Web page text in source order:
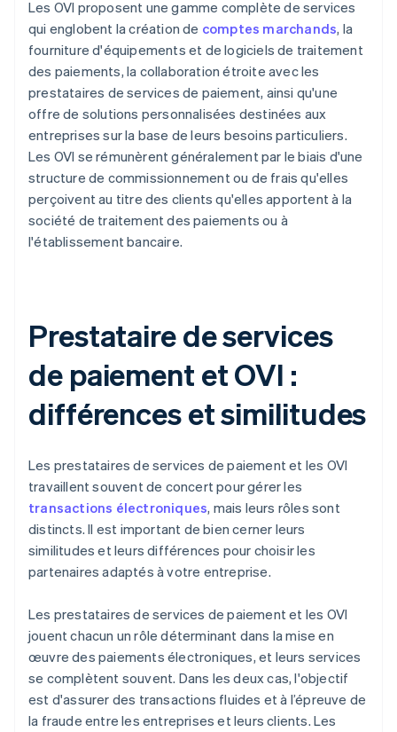
Les OVI proposent une gamme complète de services
qui englobent la création de comptes marchands, la
fourniture d'équipements et de logiciels de traitement
des paiements, la collaboration étroite avec les
prestataires de services de paiement, ainsi qu'une
offre de solutions personnalisées destinées aux
entreprises sur la base de leurs besoins particuliers.
Les OVI se rémunèrent généralement par le biais d'une
structure de commissionnement ou de frais qu'elles
perçoivent au titre des clients qu'elles apportent à la
société de traitement des paiements ou à
l'établissement bancaire.
Prestataire de services
de paiement et OVI :
différences et similitudes
Les prestataires de services de paiement et les OVI
travaillent souvent de concert pour gérer les
transactions électroniques, mais leurs rôles sont
distincts. Il est important de bien cerner leurs
similitudes et leurs différences pour choisir les
partenaires adaptés à votre entreprise.
Les prestataires de services de paiement et les OVI
jouent chacun un rôle déterminant dans la mise en
œuvre des paiements électroniques, et leurs services
se complètent souvent. Dans les deux cas, l'objectif
est d'assurer des transactions fluides et à l’épreuve de
la fraude entre les entreprises et leurs clients. Les